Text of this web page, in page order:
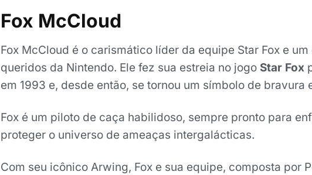
Fox McCloud
Fox McCloud é o carismático líder da equipe Star Fox e
queridos da Nintendo. Ele fez sua estreia no jogo Star Fox
em 1993 e, desde então, se tornou um símbolo de bravura
Fox é um piloto de caça habilidoso, sempre pronto para
proteger o universo de ameaças intergalácticas.
Com seu icônico Arwing, Fox e sua equipe, composta por